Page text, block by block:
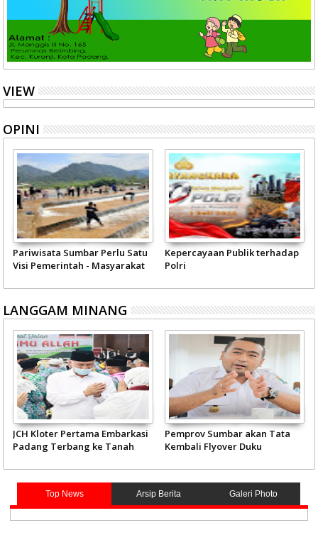
VIEW
OPINI
Pariwisata Sumbar Perlu Satu
Visi Pemerintah - Masyarakat
Kepercayaan Publik terhadap
Polri
LANGGAM MINANG
JCH Kloter Pertama Embarkasi
Padang Terbang ke Tanah
Pemprov Sumbar akan Tata
Kembali Flyover Duku
Top News Arsip Berita Galeri Photo